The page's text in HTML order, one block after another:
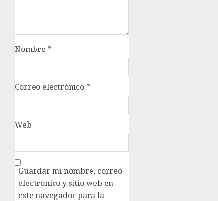
Nombre *
Correo electrónico *
Web
Guardar mi nombre, correo
electrónico y sitio web en
este navegador para la